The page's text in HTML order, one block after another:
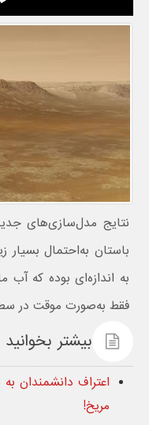
نتایج مدل‌سازی‌های
باستان به‌احتمال بسیار
به اندازه‌ای بوده که آب
فقط به‌صورت موقت در
بیشتر بخوانید
اعتراف دانشمندان
مریخ!